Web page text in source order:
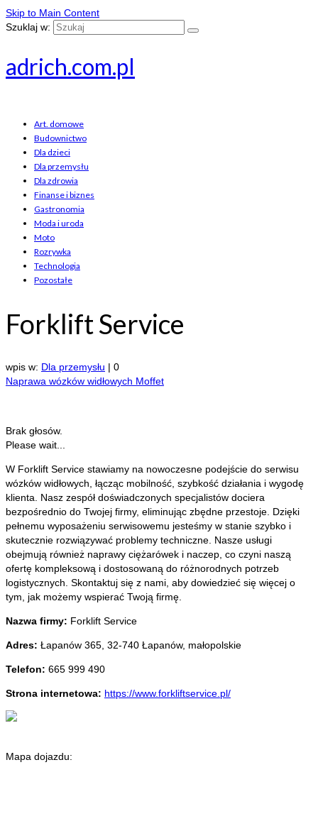
Skip to Main Content
Szuklaj w:
adrich.com.pl
Art. domowe
Budownictwo
Dla dzieci
Dla przemysłu
Dla zdrowia
Finanse i biznes
Gastronomia
Moda i uroda
Moto
Rozrywka
Technologia
Pozostałe
Forklift Service
wpis w: Dla przemysłu | 0
Naprawa wózków widłowych Moffet
Brak głosów.
Please wait...
W Forklift Service stawiamy na nowoczesne podejście do serwisu
wózków widłowych, łącząc mobilność, szybkość działania i wygodę
klienta. Nasz zespół doświadczonych specjalistów dociera
bezpośrednio do Twojej firmy, eliminując zbędne przestoje. Dzięki
pełnemu wyposażeniu serwisowemu jesteśmy w stanie szybko i
skutecznie rozwiązywać problemy techniczne. Nasze usługi
obejmują również naprawy ciężarówek i naczep, co czyni naszą
ofertę kompleksową i dostosowaną do różnorodnych potrzeb
logistycznych. Skontaktuj się z nami, aby dowiedzieć się więcej o
tym, jak możemy wspierać Twoją firmę.
Nazwa firmy: Forklift Service
Adres: Łapanów 365 32-740 Łapanów, małopolskie
Telefon: 665 999 490
Strona internetowa: https://www.forkliftservice.pl/
Mapa dojazdu: